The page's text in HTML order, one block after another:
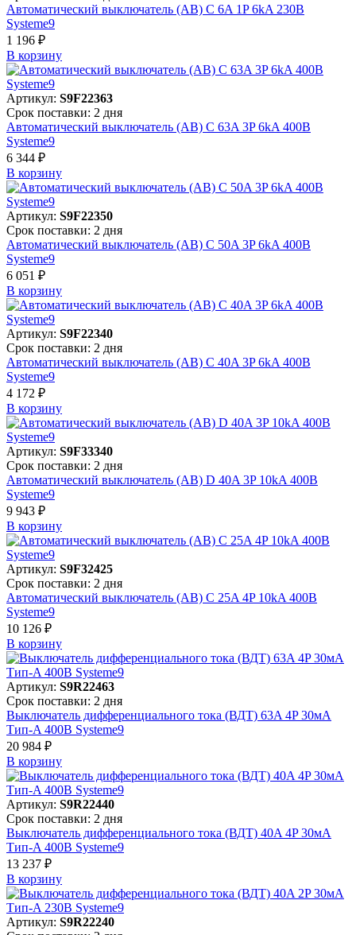
Автоматический выключатель (АВ) C 6A 1P 6kA 230В
Systeme9
1 196 ₽
В корзинy
Артикул: S9F22363
Срок поставки: 2 дня
Автоматический выключатель (АВ) C 63A 3P 6kA 400В
Systeme9
6 344 ₽
В корзинy
Артикул: S9F22350
Срок поставки: 2 дня
Автоматический выключатель (АВ) C 50A 3P 6kA 400В
Systeme9
6 051 ₽
В корзинy
Артикул: S9F22340
Срок поставки: 2 дня
Автоматический выключатель (АВ) C 40A 3P 6kA 400В
Systeme9
4 172 ₽
В корзинy
Артикул: S9F33340
Срок поставки: 2 дня
Автоматический выключатель (АВ) D 40A 3P 10kA 400В
Systeme9
9 943 ₽
В корзинy
Артикул: S9F32425
Срок поставки: 2 дня
Автоматический выключатель (АВ) C 25A 4P 10kA 400В
Systeme9
10 126 ₽
В корзинy
Артикул: S9R22463
Срок поставки: 2 дня
Выключатель дифференциального тока (ВДТ) 63A 4P 30мА
Тип-A 400В Systeme9
20 984 ₽
В корзинy
Артикул: S9R22440
Срок поставки: 2 дня
Выключатель дифференциального тока (ВДТ) 40A 4P 30мА
Тип-A 400В Systeme9
13 237 ₽
В корзинy
Артикул: S9R22240